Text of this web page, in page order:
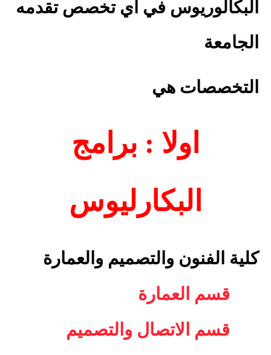
البكالوريوس في أي تخصص تقدمه
الجامعة
التخصصات هي
اولا : برامج
البكارليوس
كلية الفنون والتصميم والعمارة
قسم العمارة
قسم الاتصال والتصميم